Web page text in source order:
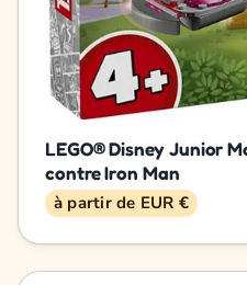
LEGO® Disney Junior
contre Iron Man
à partir de EUR €